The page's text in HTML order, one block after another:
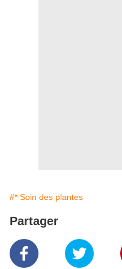
#* Soin des plantes
Partager